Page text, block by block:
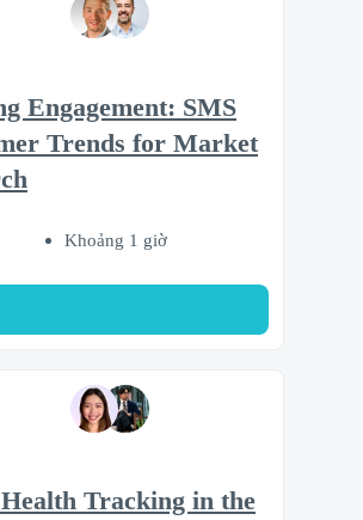
Engagement: SMS
Trends for Market
Khoảng 1 giờ
Tracking in the